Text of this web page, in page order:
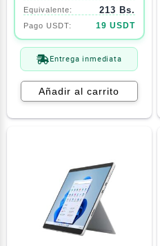
213 Bs.
19 USDT
Entrega inmediata
Añadir al carrito